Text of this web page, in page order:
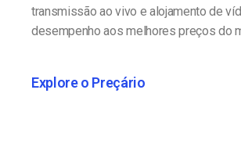
transmissão ao vivo e alojamento de
desempenho aos melhores preços do
Explore o Preçário